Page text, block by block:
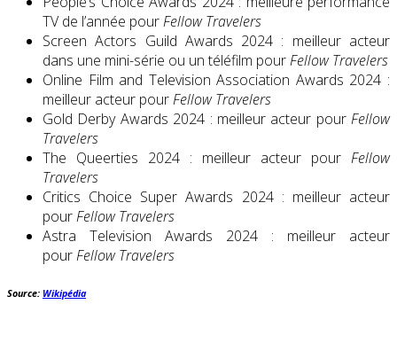
TV de l’année pourFellow Travelers
Screen Actors Guild Awards 2024 : meilleur acteur
dans une mini-série ou un téléfilm pourFellow Travelers
Online Film and Television Association Awards 2024 :
meilleur acteur pourFellow Travelers
Gold Derby Awards 2024 : meilleur acteur pour Fellow
Travelers
The Queerties 2024 : meilleur acteur pour Fellow
Travelers
Critics Choice Super Awards 2024 : meilleur acteur
pourFellow Travelers
Astra Television Awards 2024 : meilleur acteur
pourFellow Travelers
Source: Wikipédia